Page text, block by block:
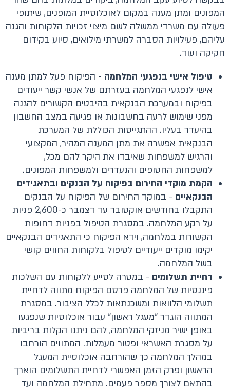
המפונים ומתן מענה במקום לאוכלוסיית המופנים, שיתופי
פעולה עם משרדי ממשלה לשם מיצוי זכויות הלקוחות והגנה
עליהם, פעילויות הסברה למשרתי מילואים, סיוע בקידום
חקיקה ועוד.
טיפול אישי בנפגעי המלחמה - הפיקוח פעל למתן מענה
אישי לנפגעי המלחמה בעזרתם של אנשי קשר ייעודים
בפיקוח ובמערכת הבנקאית בהיבטים הקשורים להגנה
מפני שימוש לרעה בחשבונות או פגיעה במצב החשבון
בהיעדר בעליו. ההתגייסות הכוללת של המערכת
הבנקאית אפשרה את מתן המענה המהיר, המקצועי
והרגיש למשפחות שאיבדו את היקר להם מכל,
למשפחות החטופים והנעדרים ולמשפחות המפונים.
הקמת מוקדי החירום בפיקוח על הבנקים ובתאגידים
הבנקאיים - במוקד החירום של הפיקוח על הבנקים
התקבלו בחודשים אוקטובר עד דצמבר כ-2,600 פניות
על רקע המלחמה. במסגרת הטיפול בפניות דחופות
הקשורות במלחמה, וידא הפיקוח כי התאגידים הבנקאיים
יקימו מוקדים ייעודיים לטיפול בלקוחות החווים קושי
בשל המלחמה.
דחיית תשלומים - במטרה לסייע ללקוחות עם השלכות
פיננסיות של המלחמה פרסם הפיקוח מתווה לדחיית
תשלומי הלוואות ומשכנתאות לכלל הציבור. במסגרת
המתווה הוגדר "מעגל ראשון" עבור אוכלוסיות שנפגעו
באופן ישיר מניזקי המלחמה, להם ניתנו הקלות בריביות
על מסגרת האשראי ופטור מעמלות. המתווים הורחבו
במהלך המלחמה כך שהורחבה אוכלוסיית המעגל
הראשון ופרק הזמן האפשרי לדחיית התשלומים הוארך
בהתאם לצורך מספר פעמים. מתחילת המלחמה ועד